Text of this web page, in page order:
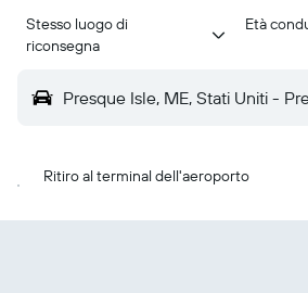
Stesso luogo di
riconsegna
Età
Presque Isle, ME, Stati Uniti -
Ritiro al terminal dell'aeroporto